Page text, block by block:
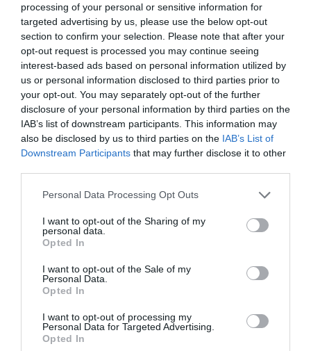
processing of your personal or sensitive information for
targeted advertising by us, please use the below opt-out
section to confirm your selection. Please note that after your
opt-out request is processed you may continue seeing
interest-based ads based on personal information utilized by
us or personal information disclosed to third parties prior to
your opt-out. You may separately opt-out of the further
disclosure of your personal information by third parties on the
IAB’s list of downstream participants. This information may
also be disclosed by us to third parties on the IAB’s List of
Downstream Participants that may further disclose it to other
Personal Data Processing Opt Outs
I want to opt-out of the Sharing of my
personal data.
Opted In
I want to opt-out of the Sale of my
Personal Data.
Opted In
I want to opt-out of processing my
Personal Data for Targeted Advertising.
Opted In
Asaja ha mencionado también que este año se ha